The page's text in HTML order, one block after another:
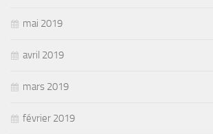
mai 2019
avril 2019
mars 2019
février 2019